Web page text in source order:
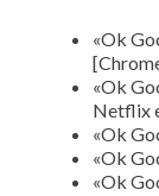
«Ok
«Ok
Netflix
«Ok
«Ok
«Ok